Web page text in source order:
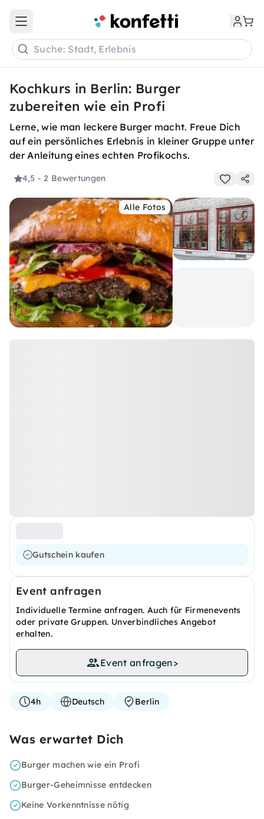
Open main menu
Suche: Stadt, Erlebnis
Kochkurs in Berlin: Burger
zubereiten wie ein Profi
Lerne, wie man leckere Burger macht. Freue Dich
auf ein persönliches Erlebnis in kleiner Gruppe unter
der Anleitung eines echten Profikochs.
4,5 - 2 Bewertungen
Alle Fotos
Gutschein kaufen
Event anfragen
Individuelle Termine anfragen. Auch für Firmenevents
oder private Gruppen. Unverbindliches Angebot
erhalten.
Event anfragen>
4h Deutsch Berlin
Was erwartet Dich
Burger machen wie ein Profi
Burger-Geheimnisse entdecken
Keine Vorkenntnisse nötig